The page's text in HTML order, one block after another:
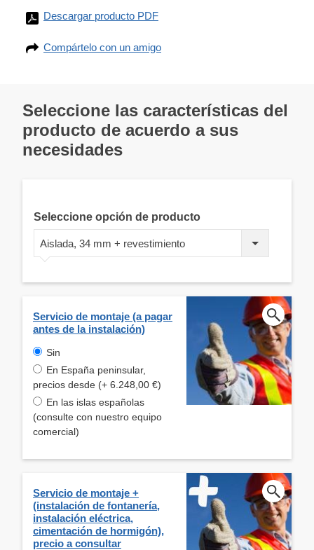
Descargar producto PDF
Compártelo con un amigo
Seleccione las características del
producto de acuerdo a sus
necesidades
Seleccione opción de producto
Aislada, 34 mm + revestimiento
Servicio de montaje (a pagar
antes de la instalación)
Sin
En España peninsular,
precios desde (+ 6.248,00 €)
En las islas españolas
(consulte con nuestro equipo
comercial)
Servicio de montaje +
(instalación de fontanería,
instalación eléctrica,
cimentación de hormigón),
precio a consultar